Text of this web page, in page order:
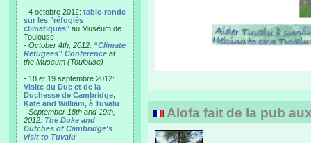
- 4 octobre 2012: table-ronde
sur les "réfugiés
climatiques" au Muséum de
Toulouse
- October 4th, 2012: “Climate
Refugees” Conference at
the Museum (Toulouse)
- 18 et 19 septembre 2012:
Visite du Duc et de la
Duchesse de Cambridge,
Kate and William, à Tuvalu
- September 18th and 19th,
2012: The Duke and
Dutches of Cambridge's
visit to Tuvalu
Alofa fait de la pub